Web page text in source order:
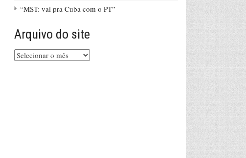
“MST: vai pra Cuba com o PT”
Arquivo do site
Arquivo
do